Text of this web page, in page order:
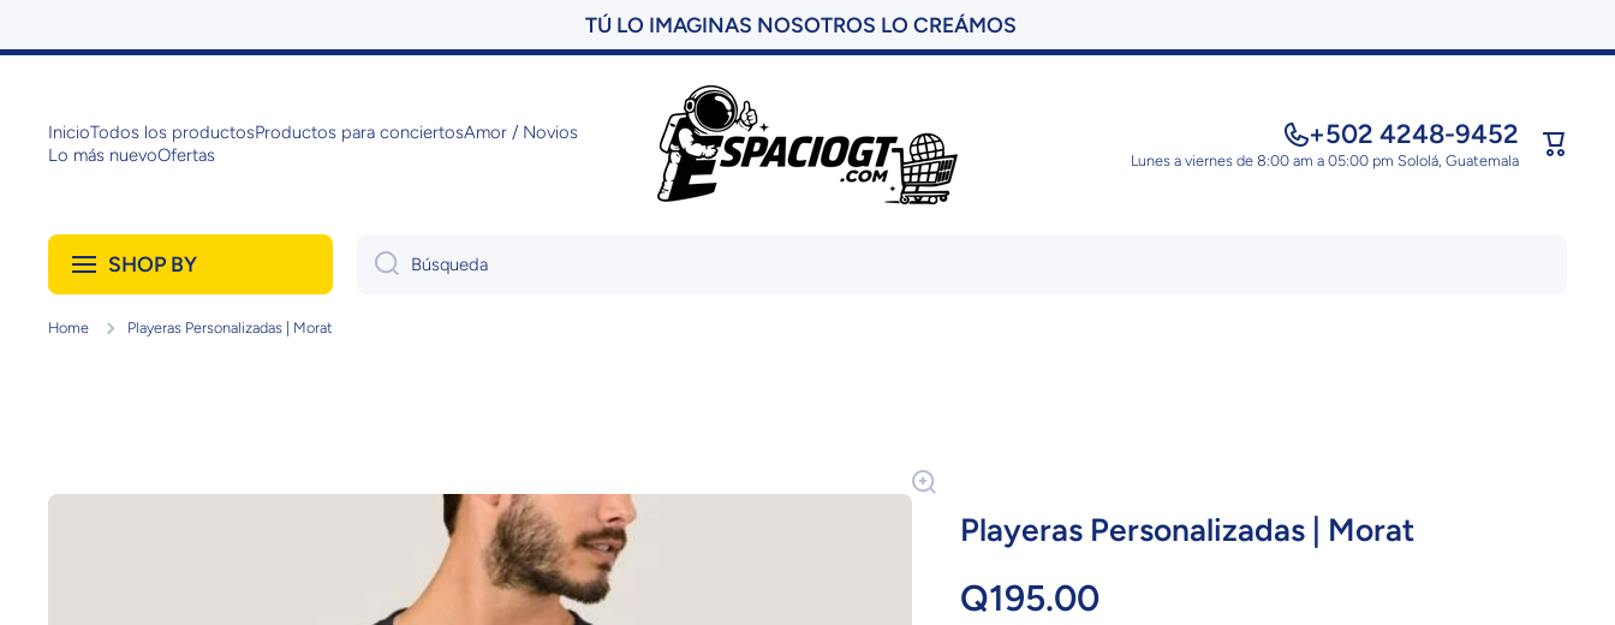
DESCUBRE LAS OFERTAS DEL MESAQUÍ
InicioTodos los productosProductos para conciertosAmor / Novios
Lo más nuevoOfertas
+502 4248-9452
Lunes a viernes de 8:00 am a 05:00 pm Sololá, Guatemala
Carrito
SHOP BY Búsqueda
Home Playeras Personalizadas | Morat
Ir directamente a la información del producto
Playeras Personalizadas | Morat
Q195.00